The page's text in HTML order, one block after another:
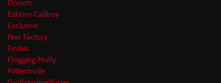
Donots
Eskimo Callboy
Exclusive
Fear Factory
Findus
Flogging Molly
Frittenbude